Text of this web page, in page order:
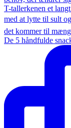
De 5 håndfulde